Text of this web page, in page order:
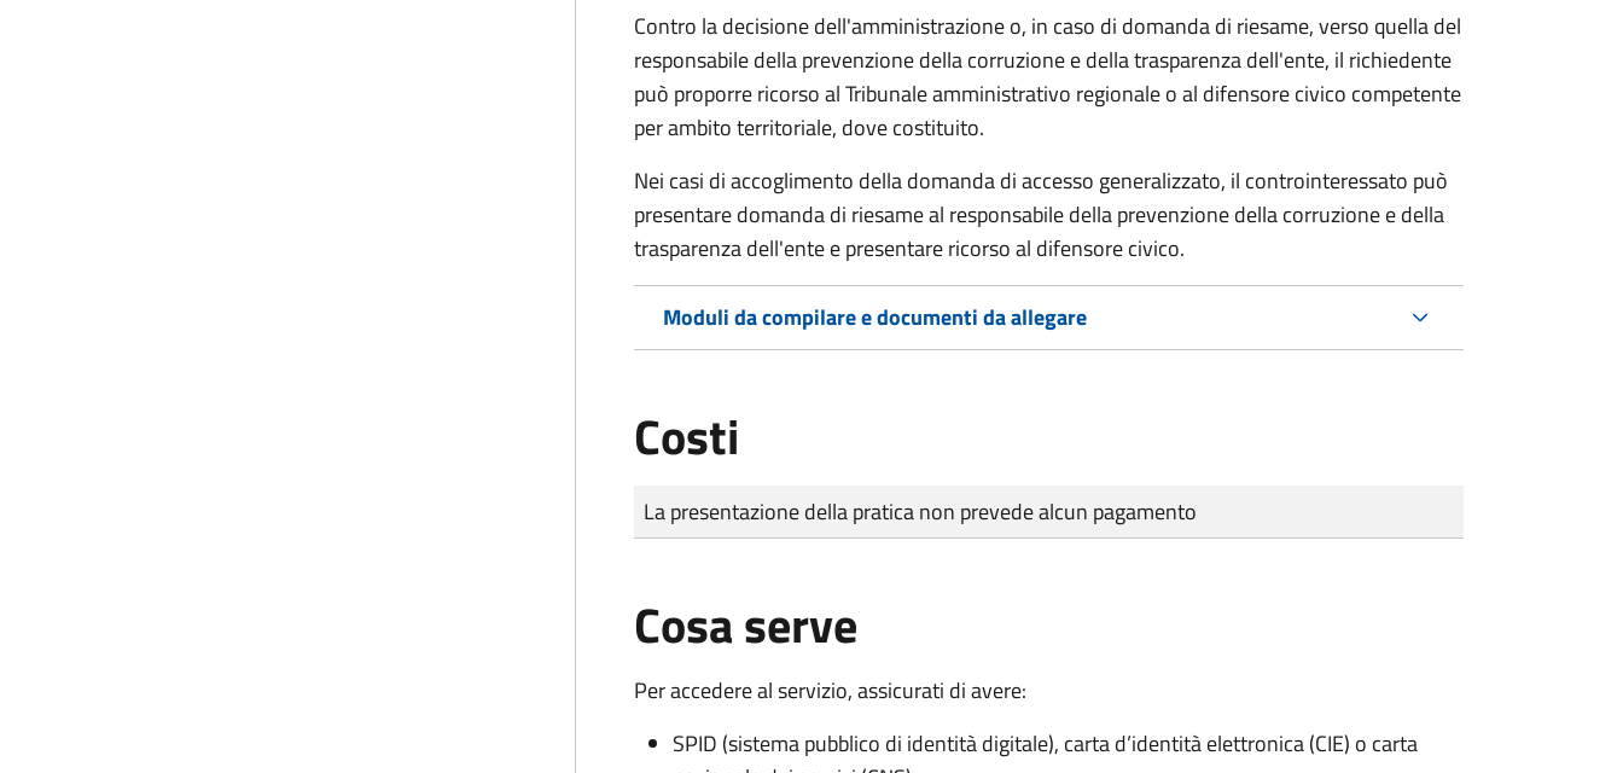
Contro la decisione dell'amministrazione o, in caso di domanda di riesame, verso quella del
responsabile della prevenzione della corruzione e della trasparenza dell'ente, il richiedente
può proporre ricorso al Tribunale amministrativo regionale o al difensore civico competente
per ambito territoriale, dove costituito.
Nei casi di accoglimento della domanda di accesso generalizzato, il controinteressato può
presentare domanda di riesame al responsabile della prevenzione della corruzione e della
trasparenza dell'ente e presentare ricorso al difensore civico.
Moduli da compilare e documenti da allegare
Costi
Tipo di pagamento
Importo
La presentazione della pratica non prevede alcun pagamento
Cosa serve
Per accedere al servizio, assicurati di avere:
SPID (sistema pubblico di identità digitale), carta d’identità elettronica (CIE) o carta